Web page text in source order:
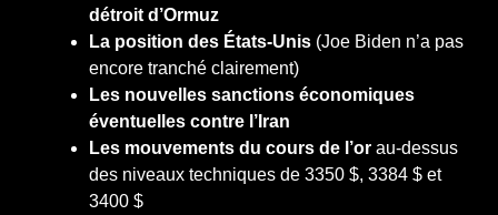
détroit d’Ormuz
La position des États-Unis (Joe Biden n’a pas
encore tranché clairement)
Les nouvelles sanctions économiques
éventuelles contre l’Iran
Les mouvements du cours de l’or au-dessus
des niveaux techniques de 3350 $, 3384 $ et
3400 $